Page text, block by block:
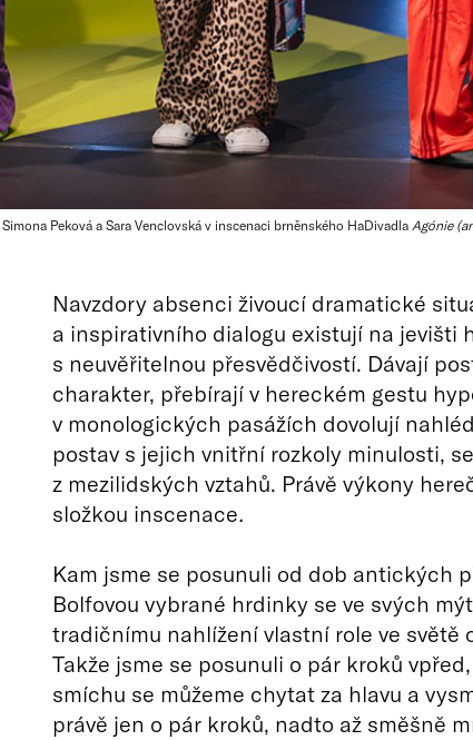
Peková a Sara Venclovská v inscenaci brněnského HaDivadla Agónie
Navzdory absenci živoucí dramatické
a inspirativního dialogu existují na jevišti
s neuvěřitelnou přesvědčivostí. Dávají
charakter, přebírají v hereckém gestu
v monologických pasážích dovolují
postav s jejich vnitřní rozkoly minulosti,
z mezilidských vztahů. Právě výkony
složkou inscenace.
Kam jsme se posunuli od dob antických
Bolfovou vybrané hrdinky se ve svých
tradičnímu nahlížení vlastní role ve světě
Takže jsme se posunuli o pár kroků
smíchu se můžeme chytat za hlavu a
právě jen o pár kroků, nadto až směšně